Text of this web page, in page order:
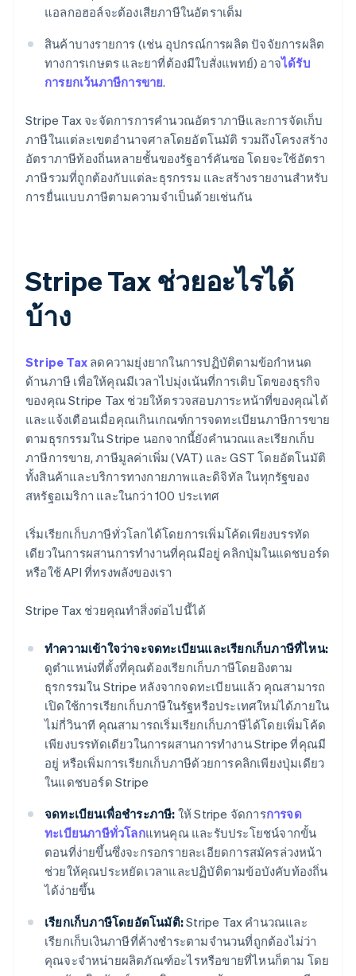
แอลกอฮอล์จะต้องเสียภาษีในอัตราเต็ม
สินค้าบางรายการ (เช่น อุปกรณ์การผลิต ปัจจัยการผลิต
ทางการเกษตร และยาที่ต้องมีใบสั่งแพทย์) อาจได้รับ
การยกเว้นภาษีการขาย.
Stripe Tax จะจัดการการคำนวณอัตราภาษีและการจัดเก็บ
ภาษีในแต่ละเขตอำนาจศาลโดยอัตโนมัติ รวมถึงโครงสร้าง
อัตราภาษีท้องถิ่นหลายชั้นของรัฐอาร์คันซอ โดยจะใช้อัตรา
ภาษีรวมที่ถูกต้องกับแต่ละธุรกรรม และสร้างรายงานสำหรับ
การยื่นแบบภาษีตามความจำเป็นด้วยเช่นกัน
Stripe Tax ช่วยอะไรได้
บ้าง
Stripe Tax ลดความยุ่งยากในการปฏิบัติตามข้อกำหนด
ด้านภาษี เพื่อให้คุณมีเวลาไปมุ่งเน้นที่การเติบโตของธุรกิจ
ของคุณ Stripe Tax ช่วยให้ตรวจสอบภาระหน้าที่ของคุณได้
และแจ้งเตือนเมื่อคุณเกินเกณฑ์การจดทะเบียนภาษีการขาย
ตามธุรกรรมใน Stripe นอกจากนี้ยังคำนวณและเรียกเก็บ
ภาษีการขาย, ภาษีมูลค่าเพิ่ม (VAT) และ GST โดยอัตโนมัติ
ทั้งสินค้าและบริการทางกายภาพและดิจิทัล ในทุกรัฐของ
สหรัฐอเมริกา และในกว่า 100 ประเทศ
เริ่มเรียกเก็บภาษีทั่วโลกได้โดยการเพิ่มโค้ดเพียงบรรทัด
เดียวในการผสานการทำงานที่คุณมีอยู่ คลิกปุ่มในแดชบอร์ด
หรือใช้ API ที่ทรงพลังของเรา
Stripe Tax ช่วยคุณทำสิ่งต่อไปนี้ได้
ทำความเข้าใจว่าจะจดทะเบียนและเรียกเก็บภาษีที่ไหน:
ดูตำแหน่งที่ตั้งที่คุณต้องเรียกเก็บภาษีโดยอิงตาม
ธุรกรรมใน Stripe หลังจากจดทะเบียนแล้ว คุณสามารถ
เปิดใช้การเรียกเก็บภาษีในรัฐหรือประเทศใหม่ได้ภายใน
ไม่กี่วินาที คุณสามารถเริ่มเรียกเก็บภาษีได้โดยเพิ่มโค้ด
เพียงบรรทัดเดียวในการผสานการทำงาน Stripe ที่คุณมี
อยู่ หรือเพิ่มการเรียกเก็บภาษีด้วยการคลิกเพียงปุ่มเดียว
ในแดชบอร์ด Stripe
จดทะเบียนเพื่อชำระภาษี: ให้ Stripe จัดการการจด
ทะเบียนภาษีทั่วโลกแทนคุณ และรับประโยชน์จากขั้น
ตอนที่ง่ายขึ้นซึ่งจะกรอกรายละเอียดการสมัครล่วงหน้า
ช่วยให้คุณประหยัดเวลาและปฏิบัติตามข้อบังคับท้องถิ่น
ได้ง่ายขึ้น
เรียกเก็บภาษีโดยอัตโนมัติ:Stripe Tax คำนวณและ
เรียกเก็บเงินภาษีที่ค้างชำระตามจำนวนที่ถูกต้องไม่ว่า
คุณจะจำหน่ายผลิตภัณฑ์อะไรหรือขายที่ไหนก็ตาม โดย